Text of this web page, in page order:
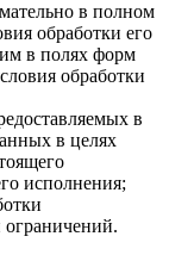
в полном
обработки его
в полях форм
обработки
в
в целях
исполнения;
ограничений.